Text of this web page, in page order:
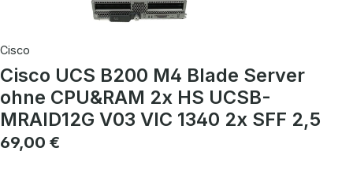
Cisco
Cisco UCS B200 M4 Blade Server
ohne CPU&RAM 2x HS UCSB-
MRAID12G V03 VIC 1340 2x SFF 2,5
Regulärer Preis:
69,00 €